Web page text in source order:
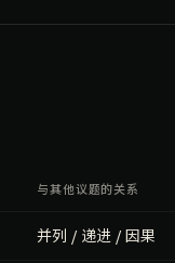
与其他议题的关系
并列 / 递进 / 因果